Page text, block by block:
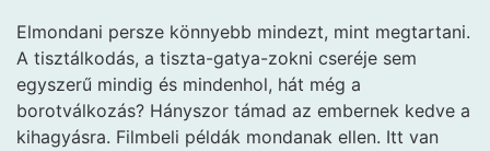
Elmondani persze könnyebb mindezt, mint megtartani.
A tisztálkodás, a tiszta-gatya-zokni cseréje sem
egyszerű mindig és mindenhol, hát még a
borotválkozás? Hányszor támad az embernek kedve a
kihagyásra. Filmbeli példák mondanak ellen. Itt van